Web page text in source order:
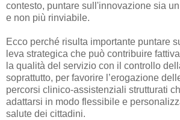
contesto, puntare sull'innovazione sia
e non più rinviabile.
Ecco perché risulta importante puntare
leva strategica che può contribuire
la qualità del servizio con il controllo
soprattutto, per favorire l’erogazione
percorsi clinico-assistenziali strutturati
adattarsi in modo flessibile e
salute dei cittadini.